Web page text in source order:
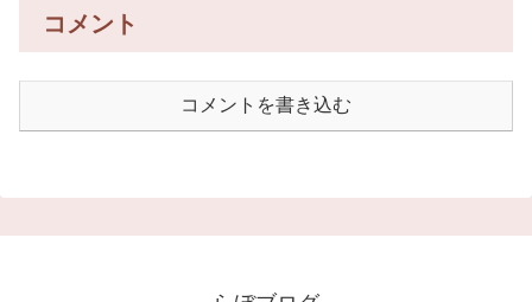
コメント
コメントを書き込む